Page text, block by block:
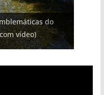
do
vídeo)
que cresceu
de 108
de dois
Nova rota
de praias e põem
(com vídeo)